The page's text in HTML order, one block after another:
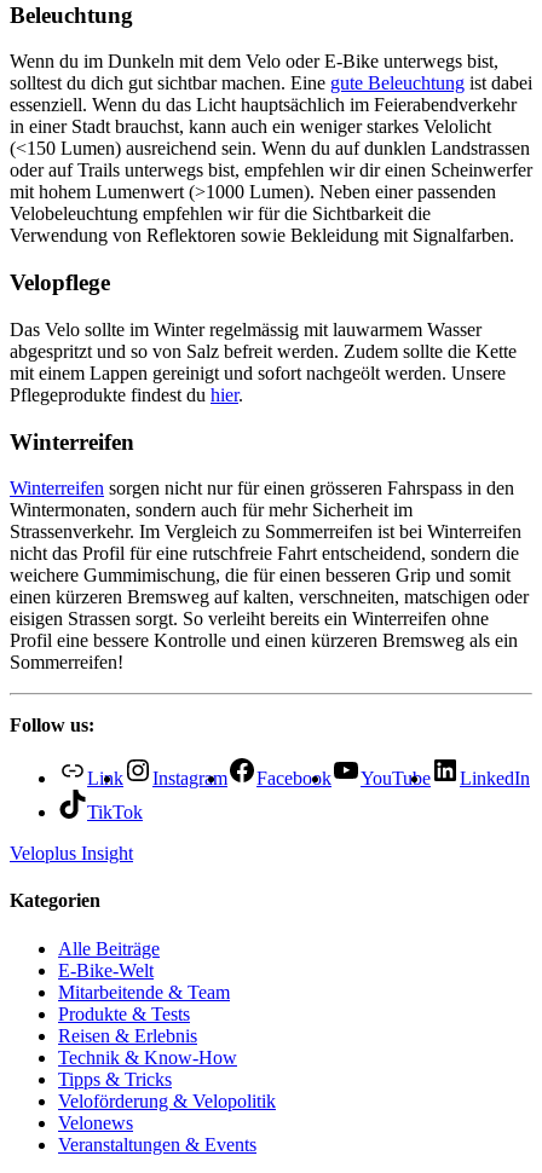
Beleuchtung
Wenn du im Dunkeln mit dem Velo oder E-Bike unterwegs bist,
solltest du dich gut sichtbar machen. Eine gute Beleuchtung ist dabei
essenziell. Wenn du das Licht hauptsächlich im Feierabendverkehr
in einer Stadt brauchst, kann auch ein weniger starkes Velolicht
(<150 Lumen) ausreichend sein. Wenn du auf dunklen Landstrassen
oder auf Trails unterwegs bist, empfehlen wir dir einen Scheinwerfer
mit hohem Lumenwert (>1000 Lumen). Neben einer passenden
Velobeleuchtung empfehlen wir für die Sichtbarkeit die
Verwendung von Reflektoren sowie Bekleidung mit Signalfarben.
Velopflege
Das Velo sollte im Winter regelmässig mit lauwarmem Wasser
abgespritzt und so von Salz befreit werden. Zudem sollte die Kette
mit einem Lappen gereinigt und sofort nachgeölt werden. Unsere
Pflegeprodukte findest du hier.
Winterreifen
Winterreifen sorgen nicht nur für einen grösseren Fahrspass in den
Wintermonaten, sondern auch für mehr Sicherheit im
Strassenverkehr. Im Vergleich zu Sommerreifen ist bei Winterreifen
nicht das Profil für eine rutschfreie Fahrt entscheidend, sondern die
weichere Gummimischung, die für einen besseren Grip und somit
einen kürzeren Bremsweg auf kalten, verschneiten, matschigen oder
eisigen Strassen sorgt. So verleiht bereits ein Winterreifen ohne
Profil eine bessere Kontrolle und einen kürzeren Bremsweg als ein
Sommerreifen!
Follow us:
Link Instagram Facebook YouTube
LinkedIn
TikTok
Veloplus Insight
Kategorien
Alle Beiträge
E-Bike-Welt
Mitarbeitende & Team
Produkte & Tests
Reisen & Erlebnis
Technik & Know-How
Tipps & Tricks
Veloförderung & Velopolitik
Velonews
Veranstaltungen & Events